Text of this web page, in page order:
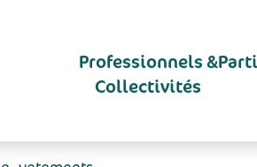
Professionnels &
Collectivités